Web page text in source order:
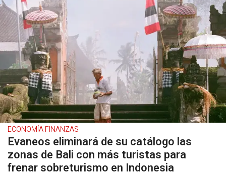
ECONOMÍA FINANZAS
Evaneos eliminará de su catálogo las
zonas de Bali con más turistas para
frenar sobreturismo en Indonesia